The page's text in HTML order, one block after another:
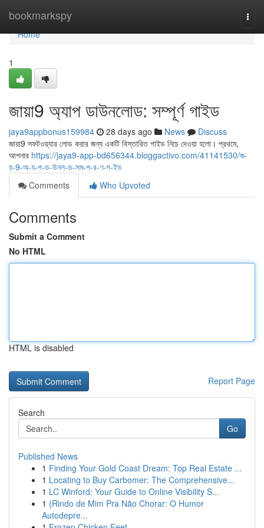
bookmarkspy
Home
Home
1
জায়া9 অ্যাপ ডাউনলোড: সম্পূর্ণ গাইড
jaya9appbonus159984 28 days ago News
Discuss
জায়া9 সফটওয়্যার লোড করার জন্য একটি বিস্তারিত গাইড নিচে দেওয়া হলো। প্রথমে,
আপনার https://jaya9-app-bd656344.bloggactivo.com/41141530/জ-
য়-9-অ-য-প-ড-উনল-ড-সম-প-র-ণ-গ-ইড
Comments
Who Upvoted
Comments
Submit a Comment
No HTML
HTML is disabled
Report Page
Search
Go
Published News
1 Finding Your Gold Coast Dream: Top Real Estate ...
1 Locating to Buy Carbomer: The Comprehensive...
1 LC Winford: Your Guide to Online Visibility S...
1 {Rindo de Mim Pra Não Chorar: O Humor
Autodepre...